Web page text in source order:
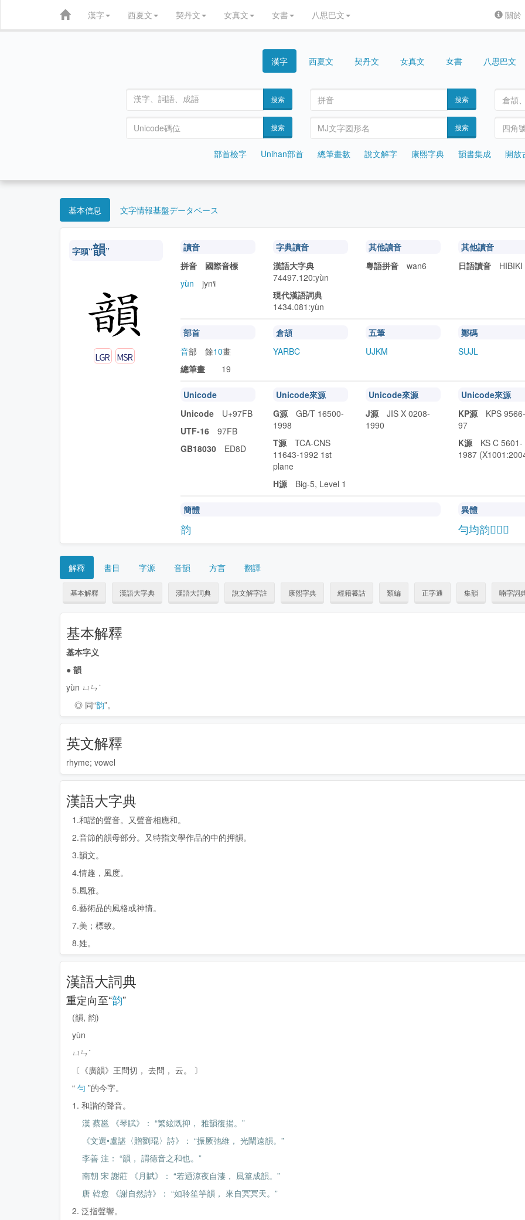
漢字 西夏文 契丹文 女真文 女書 八思巴文 關於
漢字 西夏文 契丹文 女真文 女書 八思巴文
搜索 搜索
搜索 搜索
部首檢字 Unihan部首 總筆畫數 說文解字 康熙字典 韻書集成 開放
基本信息 文字情報基盤データベース
字頭“韻”
讀音
拼音 國際音標
yùn jyn˥˩
字典讀音
漢語大字典
74497.120:yùn
現代漢語詞典
1434.081:yùn
其他讀音
粵語拼音wan6
其他讀音
日語讀音HIBIKI
部首
音部 餘10畫
總筆畫 19
倉頡
YARBC
五筆
UJKM
鄭碼
SUJL
Unicode
UnicodeU+97FB
UTF-1697FB
GB18030ED8D
Unicode來源
G源GB/T 16500-
1998
T源TCA-CNS
11643-1992 1st
plane
H源Big-5, Level 1
Unicode來源
J源JIS X 0208-
1990
Unicode來源
KP源KPS 9566-
97
K源KS C 5601-
1987
簡體
韵
異體
勻均韵𡁩 𡅙 𧥺
解釋 書目 字源 音韻 方言 翻譯
基本解釋 漢語大字典 漢語大詞典 說文解字註 康熙字典 經籍籑詁 類編 正字通 集韻 喃字詞
基本解釋
基本字义
● 韻
yùn ㄩㄣˋ
◎ 同“韵”。
英文解釋
rhyme; vowel
漢語大字典
1.和諧的聲音。又聲音相應和。
2.音節的韻母部分。又特指文學作品的中的押韻。
3.韻文。
4.情趣，風度。
5.風雅。
6.藝術品的風格或神情。
7.美；標致。
8.姓。
漢語大詞典
重定向至“韵”
(韻, 韵)
yùn
ㄩㄣˋ
〔《廣韻》王問切， 去問， 云。 〕
“ 勻 ”的今字。
1. 和諧的聲音。
漢 蔡邕 《琴賦》： “繁絃既抑， 雅韻復揚。”
《文選•盧諶〈贈劉琨〉詩》： “振厥弛維， 光闡遠韻。”
李善 注： “韻， 謂德音之和也。”
南朝 宋 謝莊 《月賦》： “若迺涼夜自淒， 風篁成韻。”
唐 韓愈 《謝自然詩》： “如聆笙竽韻， 來自冥冥天。”
2. 泛指聲響。